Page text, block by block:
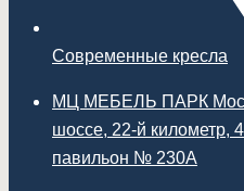
Современные кресла
МЦ МЕБЕЛЬ ПАРК
шоссе, 22-й километр,
павильон № 230А